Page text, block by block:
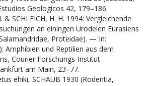
Geologicos 42, 179–186.
& SCHLEICH, H. H. 1994: Vergleichende
an einingen Urodelen Eurasiens
Proteidae). — In:
Amphibien und Reptilien aus dem
Courier Forschungs-Institut
am Main, 23–77.
ehiki, SCHAUB 1930 (Rodentia,